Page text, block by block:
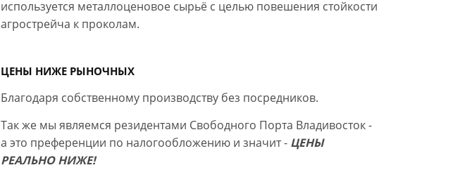
используется металлоценовое сырьё с целью повешения стойкости
агрострейча к проколам.
ЦЕНЫ НИЖЕ РЫНОЧНЫХ
Благодаря собственному производству без посредников.
Так же мы являемся резидентами Свободного Порта Владивосток -
а это преференции по налогообложению и значит - ЦЕНЫ
РЕАЛЬНО НИЖЕ!